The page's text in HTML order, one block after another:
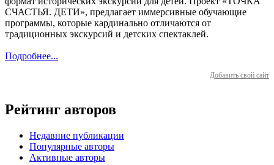
СЧАСТЬЯ. ДЕТИ», предлагает иммерсивные обучающие
программы, которые кардинально отличаются от
традиционных экскурсий и детских спектаклей.
Подробнее...
Добавить свой сайт
Рейтинг авторов
Недавние публикации
Популярные авторы
Активные авторы